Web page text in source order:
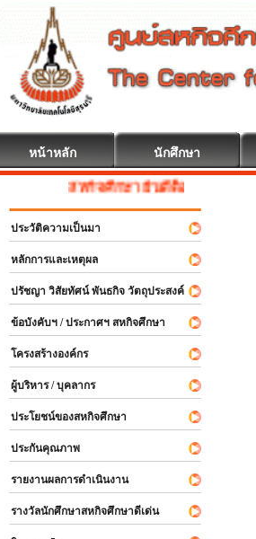
หน้าหลัก นักศึกษา
สหกิจศึกษา ยินดีต้อนรับ
ประวัติความเป็นมา
หลักการและเหตุผล
ปรัชญา วิสัยทัศน์ พันธกิจ วัตถุประสงค์
ข้อบังคับฯ / ประกาศฯ สหกิจศึกษา
โครงสร้างองค์กร
ผู้บริหาร / บุคลากร
ประโยชน์ของสหกิจศึกษา
ประกันคุณภาพ
รายงานผลการดำเนินงาน
รางวัลนักศึกษาสหกิจศึกษาดีเด่น